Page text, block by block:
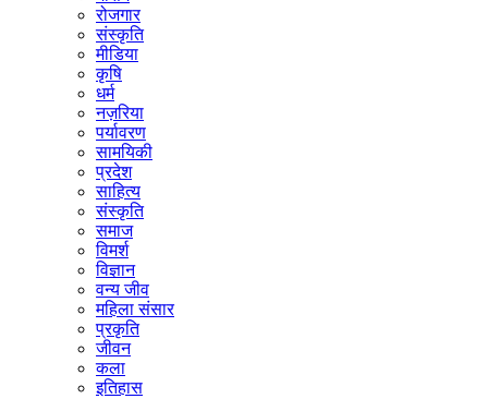
रोजगार
संस्कृति
मीडिया
कृषि
धर्म
नज़रिया
पर्यावरण
सामयिकी
प्रदेश
साहित्य
संस्कृति
समाज
विमर्श
विज्ञान
वन्य जीव
महिला संसार
प्रकृति
जीवन
कला
इतिहास